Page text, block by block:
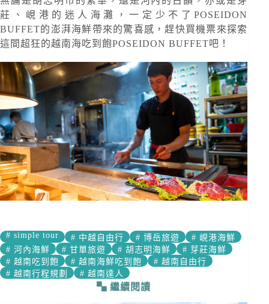
莊、峴港的迷人海灘，一定少不了POSEIDON
BUFFET的澎湃海鮮帶來的驚喜感，趕快買機票來探索
這間超狂的越南海吃到飽POSEIDON BUFFET吧！
# simple tour # 中越自由行 # 博岳旅遊 # 峴港海鮮
# 河內海鮮 # 甘單旅遊 # 胡志明海鮮 # 芽莊海鮮
# 越南吃到飽 # 越南海鮮吃到飽 # 越南自由行
# 越南行程規劃 # 越南達人
繼續閱讀